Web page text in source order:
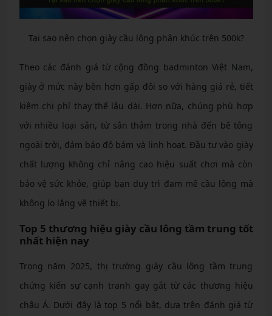
Tại sao nên chọn giày cầu lông phân khúc trên 500k?
Theo các đánh giá từ cộng đồng badminton Việt Nam,
giày ở mức này bền hơn gấp đôi so với hàng giá rẻ, tiết
kiệm chi phí thay thế lâu dài. Hơn nữa, chúng phù hợp
với nhiều loại sân, từ sân thảm trong nhà đến bê tông
ngoài trời, đảm bảo độ bám và linh hoạt. Đầu tư vào giày
chất lượng không chỉ nâng cao hiệu suất chơi mà còn
bảo vệ sức khỏe, giúp bạn duy trì đam mê cầu lông mà
không lo lắng về thiết bị.
Top 5 thương hiệu giày cầu lông tầm trung tốt
nhất hiện nay
Trong năm 2025, thị trường giày cầu lông tầm trung
chứng kiến sự cạnh tranh gay gắt từ các thương hiệu
châu Á. Dưới đây là top 5 nổi bật, dựa trên đánh giá từ